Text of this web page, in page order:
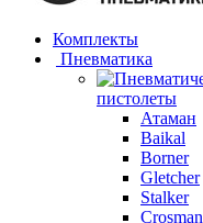
Комплекты
Пневматика
пистолеты
Атаман
Baikal
Borner
Gletcher
Stalker
Crosman